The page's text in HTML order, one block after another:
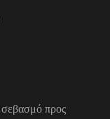
σεβασμό προς